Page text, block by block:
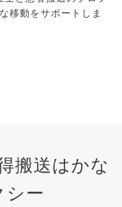
移動をサポートしま
搬送はかな
シー